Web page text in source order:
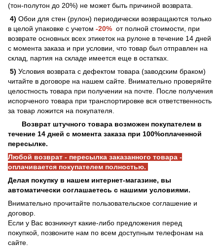
(тон-полутон до 20%) не может быть причиной возврата.
4) Обои для стен (рулон) периодически возвращаются только
в целой упаковке с учетом -20% от полной стоимости, при
возврате основных всех этикеток на рулоне в течение 14 дней
с момента заказа и при условии, что товар был отправлен на
склад, партия на складе имеется еще в остатках.
5) Условия возврата с дефектом товара (заводским браком)
читайте в договоре на нашем сайте. Внимательно проверяйте
целостность товара при получении на почте. После получения
испорченого товара при транспортировке вся ответственность
за товар ложится на покупателя.
Возврат штучного товара возможен покупателем в
течение 14 дней с момента заказа при 100%оплаченной
пересылке.
Любой возврат - пересылка заказанного товара -
оплачивается покупателем полностью.
Делая покупку в нашем интернет-магазине, вы
автоматически соглашаетесь с нашими условиями.
Внимательно прочитайте пользовательское соглашение и
договор.
Если у Вас возникнут какие-либо предложения перед
покупкой, позвоните нам по всем доступным телефонам на
сайте.